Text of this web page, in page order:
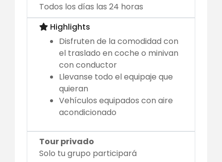
Todos los días las 24 horas
Highlights
Disfruten de la comodidad con
el traslado en coche o minivan
con conductor
Llevanse todo el equipaje que
quieran
Vehículos equipados con aire
acondicionado
Tour privado
Solo tu grupo participará